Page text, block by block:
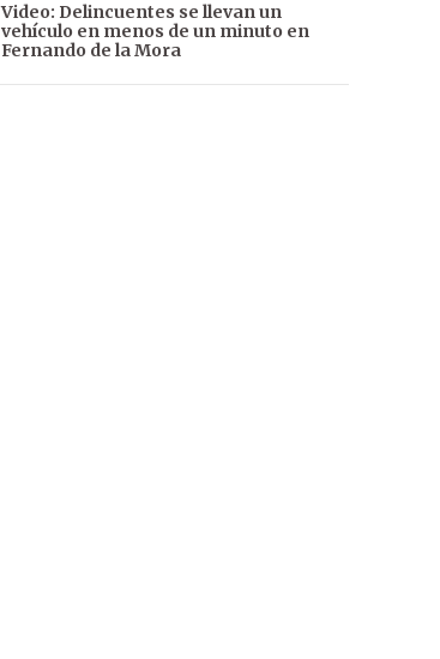
Video: Delincuentes se llevan un
vehículo en menos de un minuto en
Fernando de la Mora